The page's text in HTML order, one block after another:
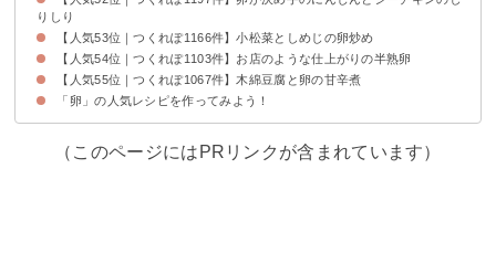
りしり
【人気53位｜つくれぽ1166件】小松菜としめじの卵炒め
【人気54位｜つくれぽ1103件】お店のような仕上がりの半熟卵
【人気55位｜つくれぽ1067件】木綿豆腐と卵の甘辛煮
「卵」の人気レシピを作ってみよう！
（このページにはPRリンクが含まれています）